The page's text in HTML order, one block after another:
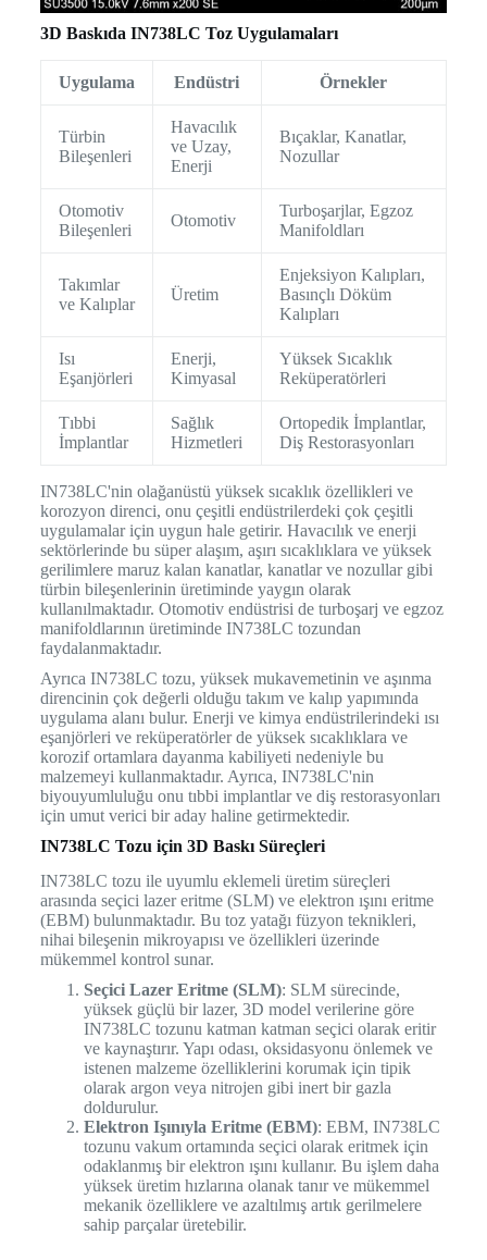
3D Baskıda IN738LC Toz Uygulamaları
Uygulama Endüstri Örnekler
Türbin
Bileşenleri
Havacılık
ve Uzay,
Enerji
Bıçaklar, Kanatlar,
Nozullar
Otomotiv
Bileşenleri
Otomotiv
Turboşarjlar, Egzoz
Manifoldları
Takımlar
ve Kalıplar
Üretim
Enjeksiyon Kalıpları,
Basınçlı Döküm
Kalıpları
Isı
Eşanjörleri
Enerji,
Kimyasal
Yüksek Sıcaklık
Reküperatörleri
Tıbbi
İmplantlar
Sağlık
Hizmetleri
Ortopedik İmplantlar,
Diş Restorasyonları
IN738LC'nin olağanüstü yüksek sıcaklık özellikleri ve
korozyon direnci, onu çeşitli endüstrilerdeki çok çeşitli
uygulamalar için uygun hale getirir. Havacılık ve enerji
sektörlerinde bu süper alaşım, aşırı sıcaklıklara ve yüksek
gerilimlere maruz kalan kanatlar, kanatlar ve nozullar gibi
türbin bileşenlerinin üretiminde yaygın olarak
kullanılmaktadır. Otomotiv endüstrisi de turboşarj ve egzoz
manifoldlarının üretiminde IN738LC tozundan
faydalanmaktadır.
Ayrıca IN738LC tozu, yüksek mukavemetinin ve aşınma
direncinin çok değerli olduğu takım ve kalıp yapımında
uygulama alanı bulur. Enerji ve kimya endüstrilerindeki ısı
eşanjörleri ve reküperatörler de yüksek sıcaklıklara ve
korozif ortamlara dayanma kabiliyeti nedeniyle bu
malzemeyi kullanmaktadır. Ayrıca, IN738LC'nin
biyouyumluluğu onu tıbbi implantlar ve diş restorasyonları
için umut verici bir aday haline getirmektedir.
IN738LC Tozu için 3D Baskı Süreçleri
IN738LC tozu ile uyumlu eklemeli üretim süreçleri
arasında seçici lazer eritme (SLM) ve elektron ışını eritme
(EBM) bulunmaktadır. Bu toz yatağı füzyon teknikleri,
nihai bileşenin mikroyapısı ve özellikleri üzerinde
mükemmel kontrol sunar.
Seçici Lazer Eritme (SLM): SLM sürecinde,
yüksek güçlü bir lazer, 3D model verilerine göre
IN738LC tozunu katman katman seçici olarak eritir
ve kaynaştırır. Yapı odası, oksidasyonu önlemek ve
istenen malzeme özelliklerini korumak için tipik
olarak argon veya nitrojen gibi inert bir gazla
doldurulur.
Elektron Işınıyla Eritme (EBM): EBM, IN738LC
tozunu vakum ortamında seçici olarak eritmek için
odaklanmış bir elektron ışını kullanır. Bu işlem daha
yüksek üretim hızlarına olanak tanır ve mükemmel
mekanik özelliklere ve azaltılmış artık gerilmelere
sahip parçalar üretebilir.